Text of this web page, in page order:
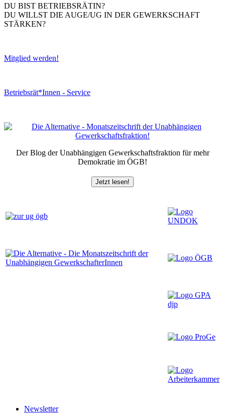
DU BIST BETRIEBSRÄTIN?
DU WILLST DIE AUGE/UG IN DER GEWERKSCHAFT
STÄRKEN?
Mitglied werden!
Betriebsrät*Innen - Service
Der Blog der Unabhängigen Gewerkschaftsfraktion für mehr
Demokratie im ÖGB!
Jetzt lesen!
Newsletter